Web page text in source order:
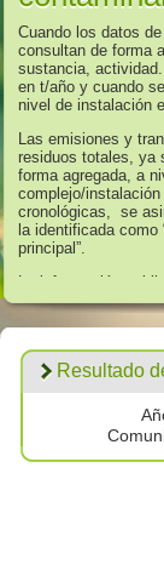
Cuando los datos
consultan de forma
sustancia,
en t/año y cuando
nivel de instalación
Las emisiones y
residuos totales, ya
forma agregada, a
complejo/
cronológicas, se
la identificada como
principal”.
La información
referencia a los
establecidos en el
Sustancias” del
508/2007, de 20 de
el suministro de
emisiones del
y de las
integradas.
Los datos
emisiones por
Resultado